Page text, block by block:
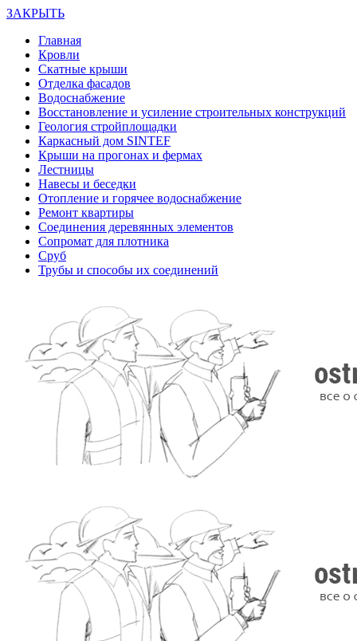
ЗАКРЫТЬ
Главная
Кровли
Скатные крыши
Отделка фасадов
Водоснабжение
Восстановление и усиление строительных конструкций
Геология стройплощадки
Каркасный дом SINTEF
Крыши на прогонах и фермах
Лестницы
Навесы и беседки
Отопление и горячее водоснабжение
Ремонт квартиры
Соединения деревянных элементов
Сопромат для плотника
Сруб
Трубы и способы их соединений